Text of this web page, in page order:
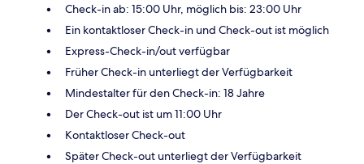
Check-in ab: 15:00 Uhr, möglich bis: 23:00 Uhr
Ein kontaktloser Check-in und Check-out ist möglich
Express-Check-in/out verfügbar
Früher Check-in unterliegt der Verfügbarkeit
Mindestalter für den Check-in: 18 Jahre
Der Check-out ist um 11:00 Uhr
Kontaktloser Check-out
Später Check-out unterliegt der Verfügbarkeit